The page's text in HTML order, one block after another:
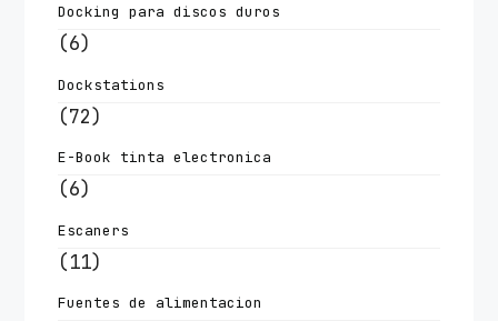
Docking para discos duros
(6)
Dockstations
(72)
E-Book tinta electronica
(6)
Escaners
(11)
Fuentes de alimentacion